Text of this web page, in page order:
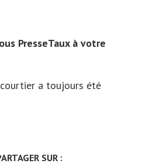
PresseTaux à votre
a toujours été